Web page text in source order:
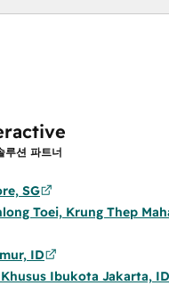
루션 파트너
SG
Toei, Krung Thep
ID
Ibukota Jakarta, ID